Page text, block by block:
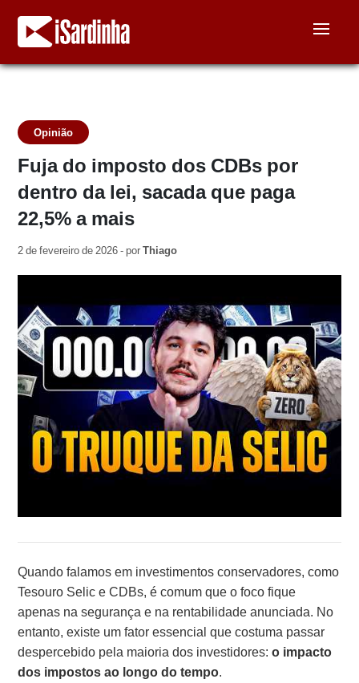
Opinião
Fuja do imposto dos CDBs por
dentro da lei, sacada que paga
22,5% a mais
2 de fevereiro de 2026 - porThiago
Quando falamos em investimentos conservadores, como
Tesouro Selic e CDBs, é comum que o foco fique
apenas na segurança e na rentabilidade anunciada. No
entanto, existe um fator essencial que costuma passar
despercebido pela maioria dos investidores:o impacto
dos impostos ao longo do tempo.